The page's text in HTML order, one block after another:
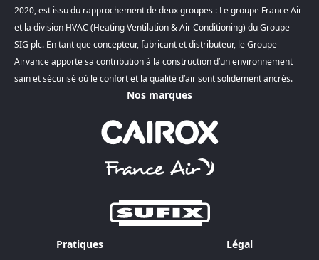
2020, est issu du rapprochement de deux groupes : Le groupe France Air
et la division HVAC (Heating Ventilation & Air Conditioning) du Groupe
SIG plc. En tant que concepteur, fabricant et distributeur, le Groupe
Airvance apporte sa contribution à la construction d’un environnement
sain et sécurisé où le confort et la qualité d’air sont solidement ancrés.
Nos marques
Pratiques Légal